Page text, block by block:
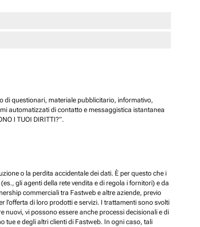
di questionari, materiale pubblicitario, informativo,
automatizzati di contatto e messaggistica istantanea
I TUOI DIRITTI?”.
o la perdita accidentale dei dati. È per questo che i
gli agenti della rete vendita e di regola i fornitori) e da
commerciali tra Fastweb e altre aziende, previo
di loro prodotti e servizi. I trattamenti sono svolti
vi possono essere anche processi decisionali e di
tue e degli altri clienti di Fastweb. In ogni caso, tali